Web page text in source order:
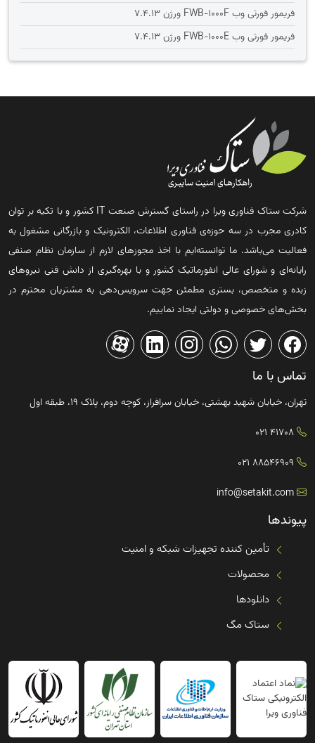
فریمور فورتی وب FWB-1000F ورژن 7.4.13
فریمور فورتی وب FWB-1000E ورژن 7.4.13
شرکت ستاک فناوری ویرا در راستای گسترش صنعت IT کشور و با تکیه بر توان
کادری مجرب در سه حوزه‌ی فناوری اطلاعات، الکترونیک و بازرگانی مشغول به
فعالیت می‌باشد. ما توانسته‌ایم با اخذ مجوزهای لازم از سازمان نظام صنفی
رایانه‌ای و شورای عالی انفورماتیک کشور و با بهره‌گیری از دانش فنی نیروهای
زبده و متخصص، بستری مطمئن جهت سرویس‌دهی به مشتریان محترم در
بخش‌های خصوصی و دولتی ایجاد نماییم.
تماس با ما
تهران، خیابان شهید بهشتی، خیابان سرافراز، کوچه دوم، پلاک ۱۹، طبقه اول
41708 021
88546909 021
info@setakit.com
پیوندها
تأمین کننده تجهیزات شبکه و امنیت
محصولات
دانلودها
ستاک مگ